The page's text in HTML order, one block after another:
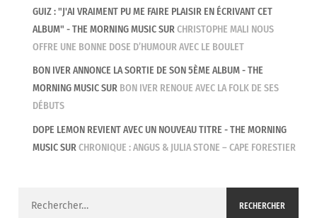
GUIZ : "J'AI VRAIMENT PU ME FAIRE PLAISIR EN ÉCRIVANT CET
ALBUM" - THE MORNING MUSICSURCHRISTOPHE MALI NOUS
OFFRE UNE BONNE DOSE D’HUMOUR AVEC LE BOULET
BON IVER ANNONCE LA SORTIE DE SON 5ÈME ALBUM - THE
MORNING MUSICSUR BON IVER RENOUE AVEC LA FOLK DE SES
DÉBUTS
DOPE LEMON REVIENT AVEC UN NOUVEAU TITRE - THE MORNING
MUSICSURCHRONIQUE : ANGUS & JULIA STONE – CAPE FORESTIER